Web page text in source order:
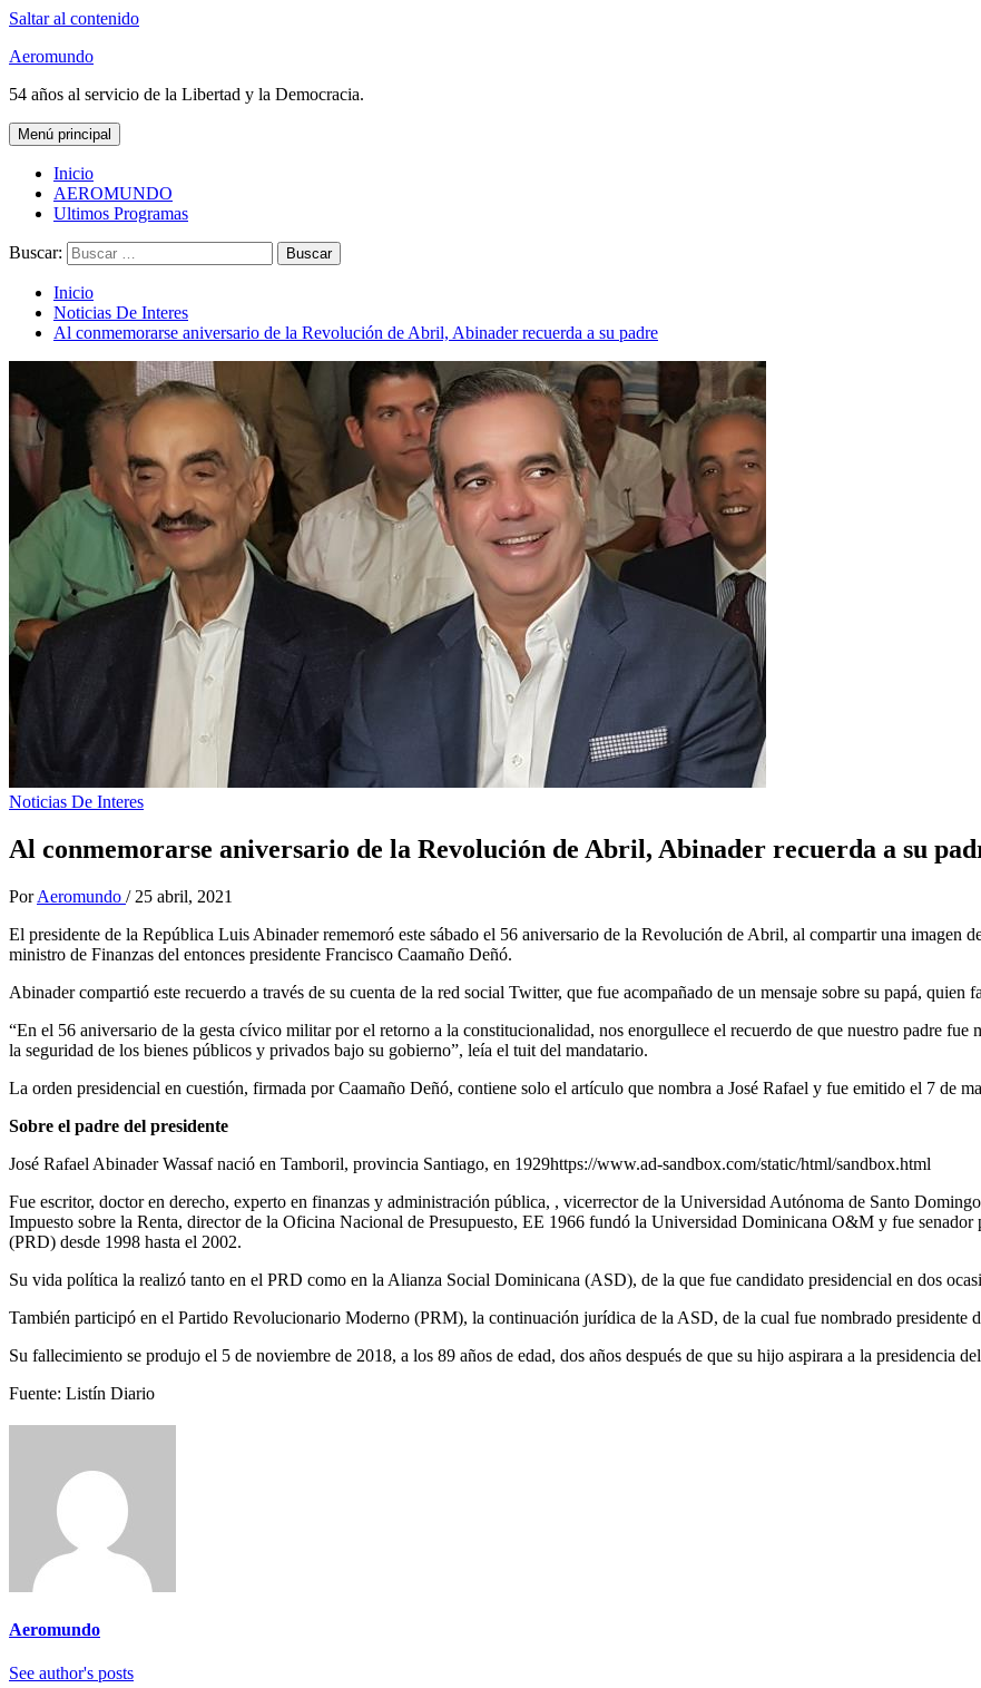
Saltar al contenido
Aeromundo
54 años al servicio de la Libertad y la Democracia.
Menú principal
Inicio
AEROMUNDO
Ultimos Programas
Buscar:
Inicio
Noticias De Interes
Al conmemorarse aniversario de la Revolución de Abril, Abinader recuerda a su padre
Noticias De Interes
Al conmemorarse aniversario de la Revolución de Abril, Abinader recuerda a su
Por Aeromundo / 25 abril, 2021
El presidente de la República Luis Abinader rememoró este sábado el 56 aniversario de la Revolución de Abril, al compartir una imagen
ministro de Finanzas del entonces presidente Francisco Caamaño Deñó.
Abinader compartió este recuerdo a través de su cuenta de la red social Twitter, que fue acompañado de un mensaje sobre su papá, quien
“En el 56 aniversario de la gesta cívico militar por el retorno a la constitucionalidad, nos enorgullece el recuerdo de que nuestro padre
la seguridad de los bienes públicos y privados bajo su gobierno”, leía el tuit del mandatario.
La orden presidencial en cuestión, firmada por Caamaño Deñó, contiene solo el artículo que nombra a José Rafael y fue emitido el 7 de
Sobre el padre del presidente
José Rafael Abinader Wassaf nació en Tamboril, provincia Santiago, en 1929https://www.ad-sandbox.com/static/html/sandbox.html
Fue escritor, doctor en derecho, experto en finanzas y administración pública, , vicerrector de la Universidad Autónoma de Santo
Impuesto sobre la Renta, director de la Oficina Nacional de Presupuesto, EE 1966 fundó la Universidad Dominicana O&M y fue
(PRD) desde 1998 hasta el 2002.
Su vida política la realizó tanto en el PRD como en la Alianza Social Dominicana (ASD), de la que fue candidato presidencial en dos
También participó en el Partido Revolucionario Moderno (PRM), la continuación jurídica de la ASD, de la cual fue nombrado presidente
Su fallecimiento se produjo el 5 de noviembre de 2018, a los 89 años de edad, dos años después de que su hijo aspirara a la presidencia
Fuente: Listín Diario
Aeromundo
See author's posts